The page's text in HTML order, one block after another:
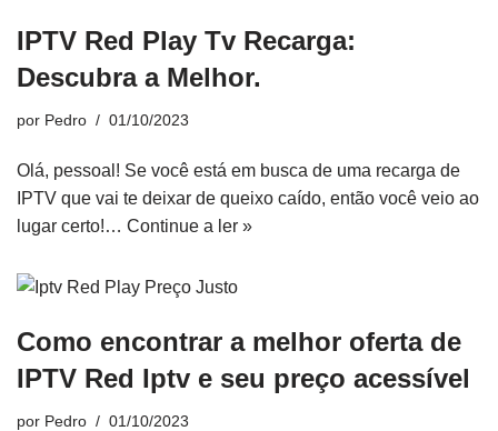
IPTV Red Play Tv Recarga:
Descubra a Melhor.
por Pedro 01/10/2023
Olá, pessoal! Se você está em busca de uma recarga de
IPTV que vai te deixar de queixo caído, então você veio ao
lugar certo!… Continue a ler »
Como encontrar a melhor oferta de
IPTV Red Iptv e seu preço acessível
por Pedro 01/10/2023